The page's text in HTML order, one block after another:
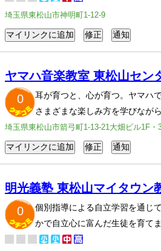
埼玉県東松山市神明町1-12-9
ヤマハ音楽教室 東松山セン
0
耳が育つと、心が育つ。ヤマハ
さまざまな楽しみ方を学びなが
埼玉県東松山市箭弓町1-13-21大畑ビル1F・
明光義塾 東松山マイタウン
0
個別指導による自立学習を通じ
かで自立心に富んだ生徒を育てま